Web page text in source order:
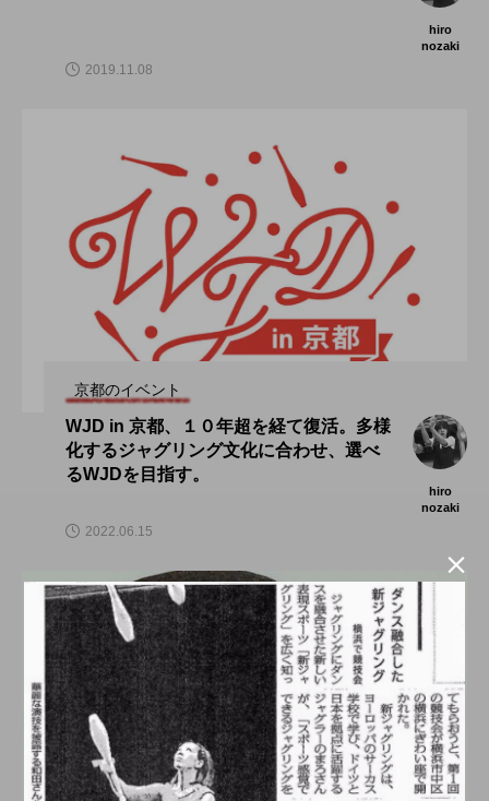
hiro
nozaki
2019.11.08
京都のイベント
WJD in 京都、１０年超を経て復活。多様
化するジャグリング文化に合わせ、選べ
るWJDを目指す。
hiro
nozaki
2022.06.15
